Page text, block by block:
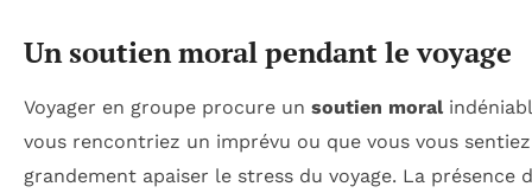
Un soutien moral pendant le voyage
Voyager en groupe procure un soutien moral
vous rencontriez un imprévu ou que vous vous
grandement apaiser le stress du voyage. La présence